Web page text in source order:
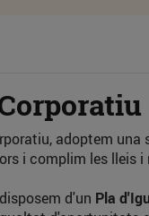
adoptem
i complim les lleis
d'un Pla